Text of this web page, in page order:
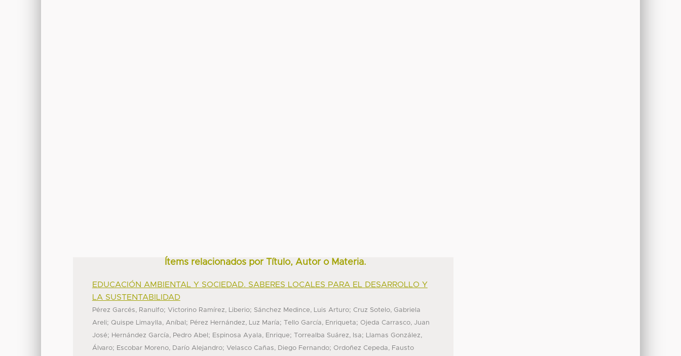
Ítems relacionados por Título, Autor o Materia.
EDUCACIÓN AMBIENTAL Y SOCIEDAD. SABERES LOCALES PARA EL DESARROLLO Y
LA SUSTENTABILIDAD
Pérez Garcés, Ranulfo; Victorino Ramírez, Liberio; Sánchez Medince, Luis Arturo; Cruz Sotelo, Gabriela
Areli; Quispe Limaylla, Aníbal ; Pérez Hernández, Luz María; Tello García, Enriqueta; Ojeda Carrasco, Juan
José; Hernández García, Pedro Abel ; Espinosa Ayala, Enrique; Torrealba Suárez, Isa; Llamas González,
Álvaro; Escobar Moreno, Darío Alejandro; Velasco Cañas, Diego Fernando; Ordoñez Cepeda, Fausto